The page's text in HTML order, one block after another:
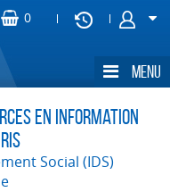
en Information
Social (IDS)